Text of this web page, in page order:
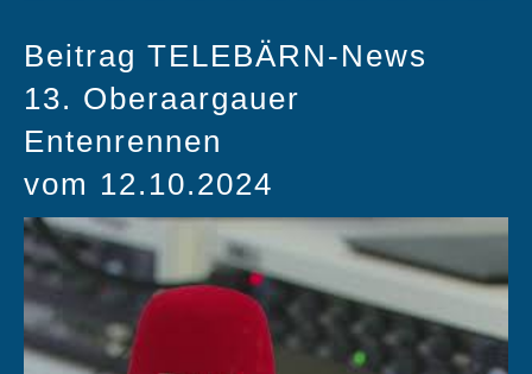
Beitrag TELEBÄRN-News
13. Oberaargauer
Entenrennen
vom 12.10.2024